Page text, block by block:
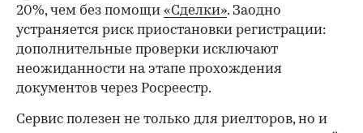
20%, чем без помощи «Сделки». Заодно
устраняется риск приостановки регистрации:
дополнительные проверки исключают
неожиданности на этапе прохождения
документов через Росреестр.
Сервис полезен не только для риелторов, но и